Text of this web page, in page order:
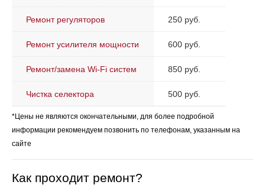
Ремонт регуляторов 250 руб.
Ремонт усилителя мощности 600 руб.
Ремонт/замена Wi-Fi систем 850 руб.
Чистка селектора 500 руб.
*Цены не являются окончательными, для более подробной
информации рекомендуем позвонить по телефонам, указанным на
сайте
Как проходит ремонт?